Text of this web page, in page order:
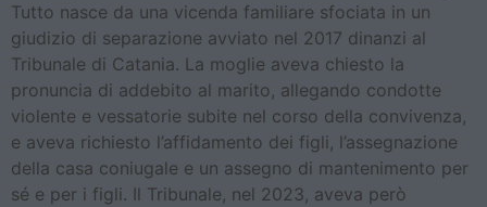
Tutto nasce da una vicenda familiare sfociata in un
giudizio di separazione avviato nel 2017 dinanzi al
Tribunale di Catania. La moglie aveva chiesto la
pronuncia di addebito al marito, allegando condotte
violente e vessatorie subite nel corso della convivenza,
e aveva richiesto l’affidamento dei figli, l’assegnazione
della casa coniugale e un assegno di mantenimento per
sé e per i figli. Il Tribunale, nel 2023, aveva però